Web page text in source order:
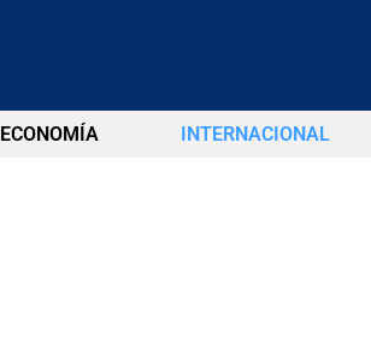
ECONOMÍA INTERNACIONAL